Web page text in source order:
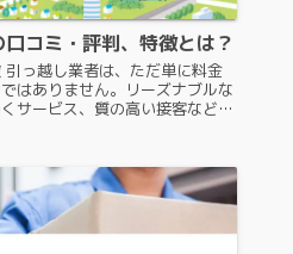
コミ・評判、特徴とは？
っ越し業者は、ただ単に料金
はありません。リーズナブルな
サービス、質の高い接客などを